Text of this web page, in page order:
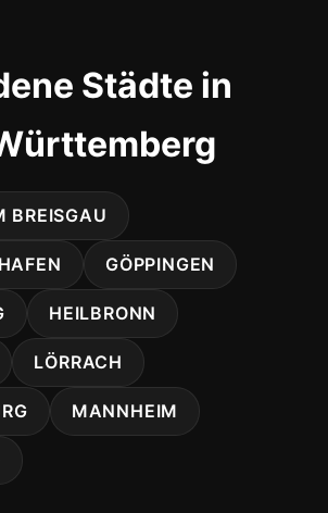
Städte in
BREISGAU
GÖPPINGEN
HEILBRONN
LÖRRACH
MANNHEIM